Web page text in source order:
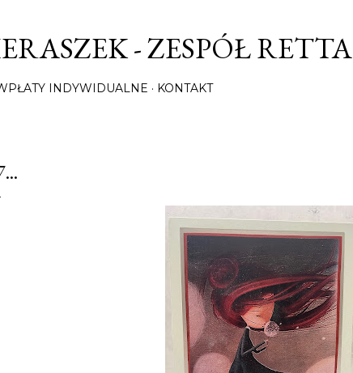
- ZESPÓŁ RETTA
INDYWIDUALNE KONTAKT